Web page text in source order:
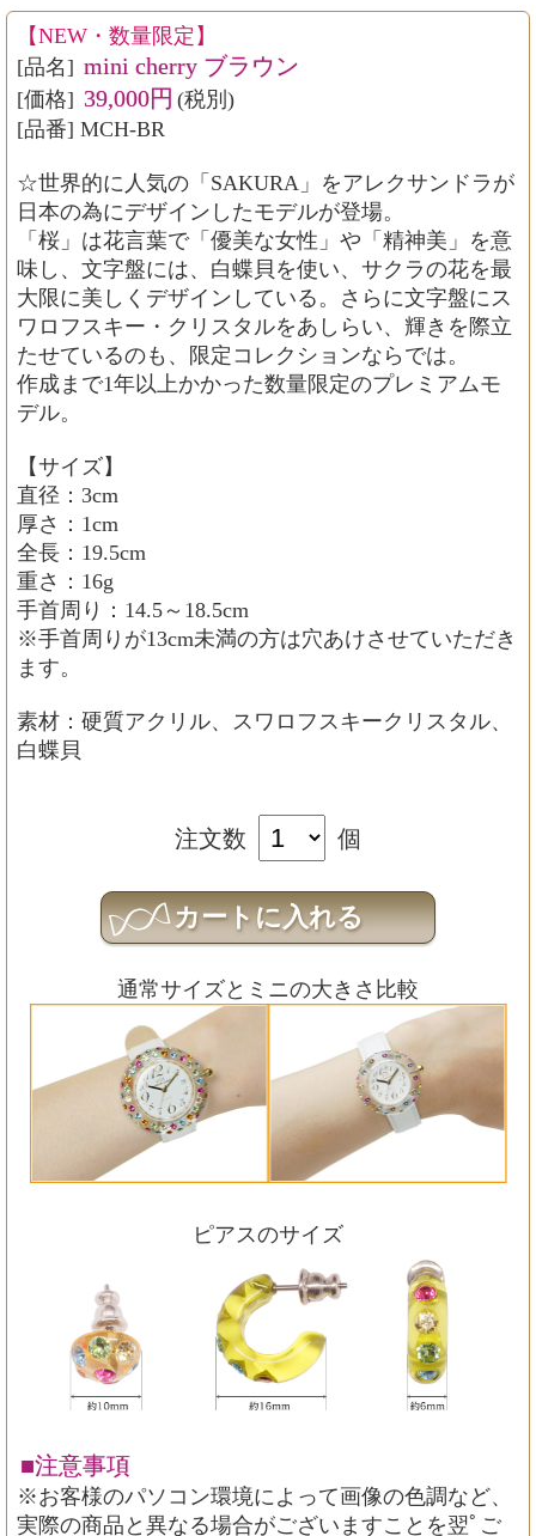
【NEW・数量限定】
[品名] mini cherry ブラウン
[価格] 39,000円 (税別)
[品番] MCH-BR
☆世界的に人気の「SAKURA」をアレクサンドラが
日本の為にデザインしたモデルが登場。
「桜」は花言葉で「優美な女性」や「精神美」を意
味し、文字盤には、白蝶貝を使い、サクラの花を最
大限に美しくデザインしている。さらに文字盤にス
ワロフスキー・クリスタルをあしらい、輝きを際立
たせているのも、限定コレクションならでは。
作成まで1年以上かかった数量限定のプレミアムモ
デル。
【サイズ】
直径：3cm
厚さ：1cm
全長：19.5cm
重さ：16g
手首周り：14.5～18.5cm
※手首周りが13cm未満の方は穴あけさせていただき
ます。
素材：硬質アクリル、スワロフスキークリスタル、
白蝶貝
注文数 個
通常サイズとミニの大きさ比較
ピアスのサイズ
■注意事項
※お客様のパソコン環境によって画像の色調など、
実際の商品と異なる場合がございますことを翌ﾟご